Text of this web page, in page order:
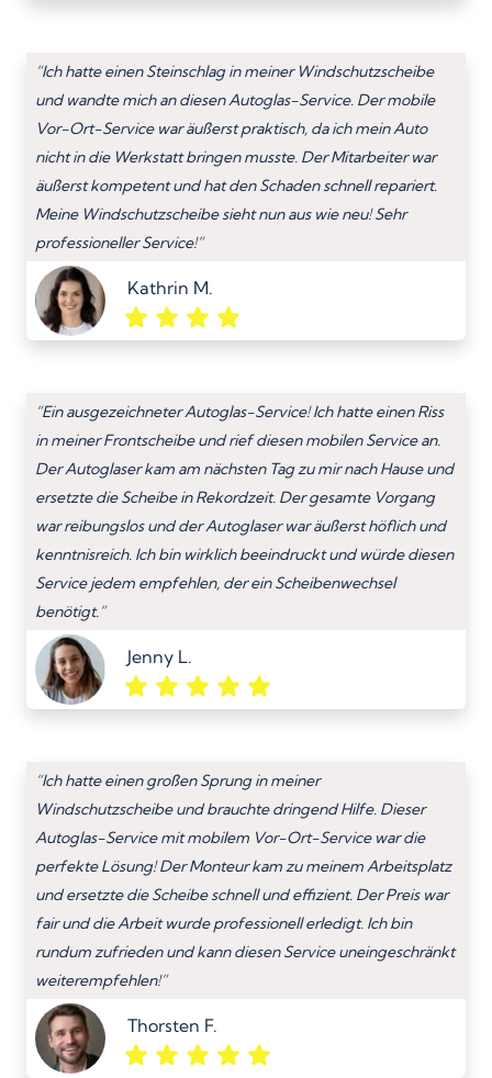
“Ich hatte einen Steinschlag in meiner Windschutzscheibe
und wandte mich an diesen Autoglas-Service. Der mobile
Vor-Ort-Service war äußerst praktisch, da ich mein Auto
nicht in die Werkstatt bringen musste. Der Mitarbeiter war
äußerst kompetent und hat den Schaden schnell repariert.
Meine Windschutzscheibe sieht nun aus wie neu! Sehr
professioneller Service!”
Kathrin M.
“Ein ausgezeichneter Autoglas-Service! Ich hatte einen Riss
in meiner Frontscheibe und rief diesen mobilen Service an.
Der Autoglaser kam am nächsten Tag zu mir nach Hause und
ersetzte die Scheibe in Rekordzeit. Der gesamte Vorgang
war reibungslos und der Autoglaser war äußerst höflich und
kenntnisreich. Ich bin wirklich beeindruckt und würde diesen
Service jedem empfehlen, der ein Scheibenwechsel
benötigt.”
Jenny L.
“Ich hatte einen großen Sprung in meiner
Windschutzscheibe und brauchte dringend Hilfe. Dieser
Autoglas-Service mit mobilem Vor-Ort-Service war die
perfekte Lösung! Der Monteur kam zu meinem Arbeitsplatz
und ersetzte die Scheibe schnell und effizient. Der Preis war
fair und die Arbeit wurde professionell erledigt. Ich bin
rundum zufrieden und kann diesen Service uneingeschränkt
weiterempfehlen!”
Thorsten F.